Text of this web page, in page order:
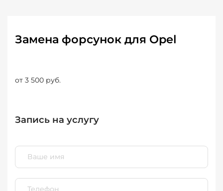
Замена форсунок для Opel
от 3 500 руб.
Запись на услугу